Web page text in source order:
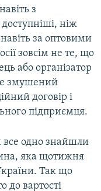
з
ніж
за оптовими
зовсім не те, що
або організатор
змушений
договір і
підприємця.
одно знайшли
яка щотижня
Так що
до вартості